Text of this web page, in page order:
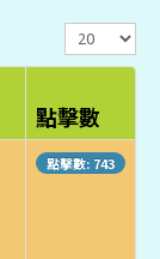
顯
示
數
點擊數
點擊數: 743